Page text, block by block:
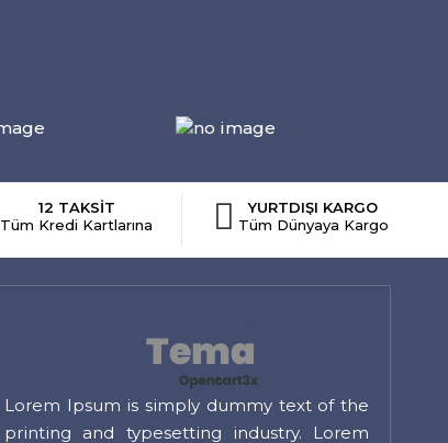
12 TAKSİT
Tüm Kredi Kartlarına
YURTDIŞI KARGO
Tüm Dünyaya Kargo
Lorem Ipsum is simply dummy text of the
printing and typesetting industry. Lorem